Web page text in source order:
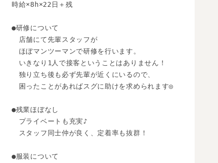
時給×8h×22日＋残
●研修について
店舗にて先輩スタッフが
ほぼマンツーマンで研修を行います。
いきなり1人で接客ということはありません！
独り立ち後も必ず先輩が近くにいるので、
困ったことがあればスグに助けを求められます◎
●残業ほぼなし
プライベートも充実♪
スタッフ同士仲が良く、定着率も抜群！
●服装について